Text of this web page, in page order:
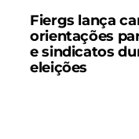
Fiergs lança
orientações
e sindicatos
eleições